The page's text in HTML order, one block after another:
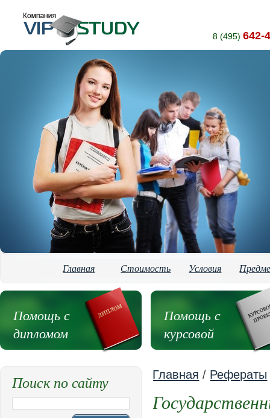
8 (495) 642-
Главная Стоимость Условия
Помощь с
дипломом
Помощь с
курсовой
Главная / Рефераты
Поиск по сайту